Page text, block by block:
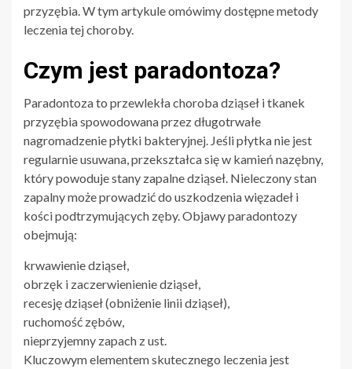
przyzębia. W tym artykule omówimy dostępne metody
leczenia tej choroby.
Czym jest paradontoza?
Paradontoza to przewlekła choroba dziąseł i tkanek
przyzębia spowodowana przez długotrwałe
nagromadzenie płytki bakteryjnej. Jeśli płytka nie jest
regularnie usuwana, przekształca się w kamień nazębny,
który powoduje stany zapalne dziąseł. Nieleczony stan
zapalny może prowadzić do uszkodzenia więzadeł i
kości podtrzymujących zęby. Objawy paradontozy
obejmują:
krwawienie dziąseł,
obrzęk i zaczerwienienie dziąseł,
recesję dziąseł (obniżenie linii dziąseł),
ruchomość zębów,
nieprzyjemny zapach z ust.
Kluczowym elementem skutecznego leczenia jest